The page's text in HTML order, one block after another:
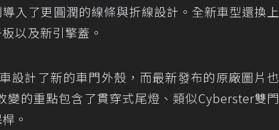
入了更圓潤的線條與折線設計。全新車型還換上
以及新引擎蓋。
設計了新的車門外殼，而最新發布的原廠圖片也
的重點包含了貫穿式尾燈、類似Cyber​​ster雙門
。